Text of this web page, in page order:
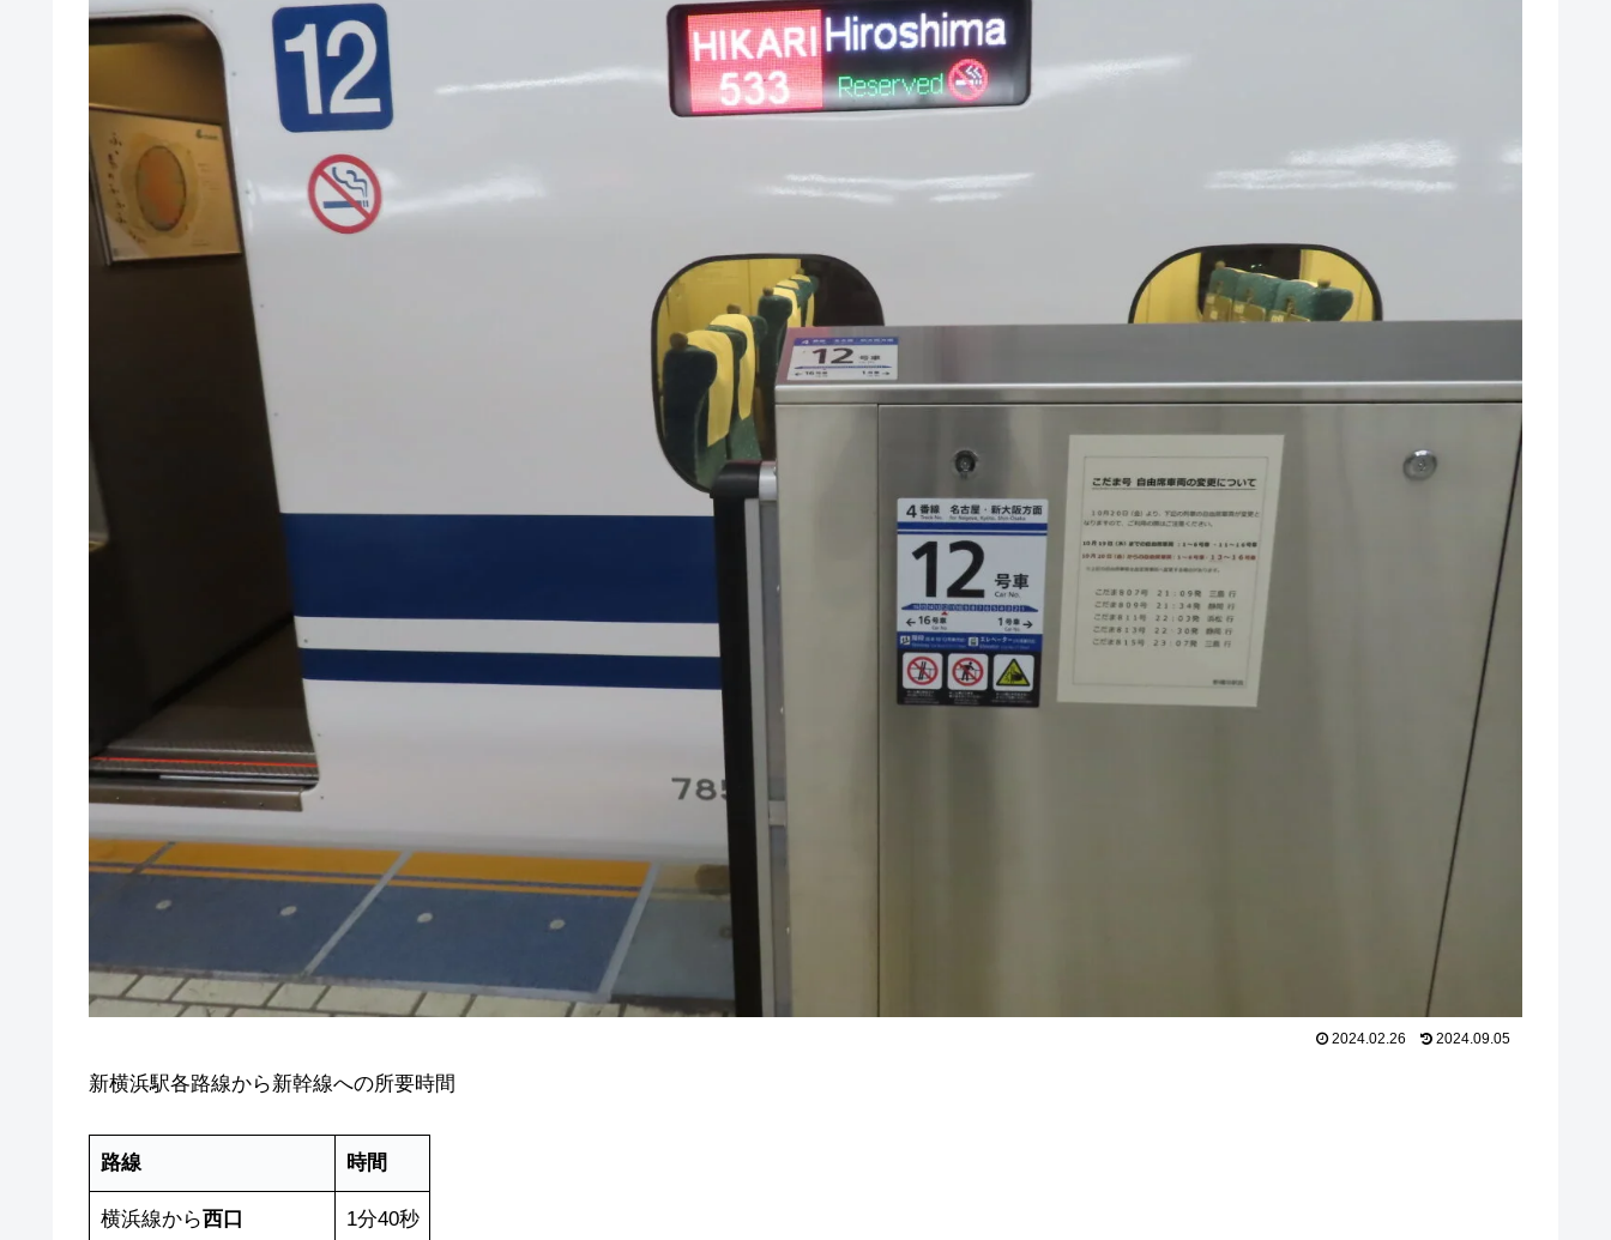
2024.02.26 2024.09.05
新横浜駅各路線から新幹線への所要時間
路線 時間
横浜線から西口 1分40秒